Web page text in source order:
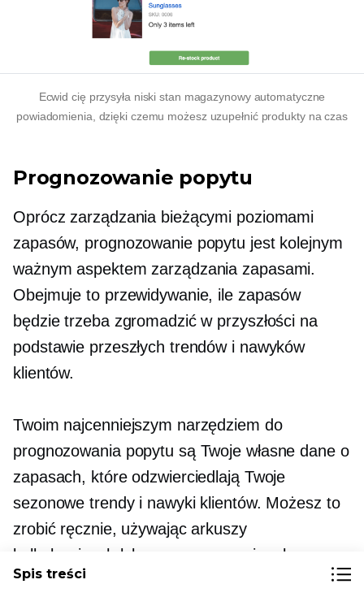
Ecwid cię przysyła niski stan magazynowyautomatyczne
powiadomienia, dzięki czemu możesz uzupełnić produkty na czas
Prognozowanie popytu
Oprócz zarządzania bieżącymi poziomami
zapasów, prognozowanie popytu jest kolejnym
ważnym aspektem zarządzania zapasami.
Obejmuje to przewidywanie, ile zapasów
będzie trzeba zgromadzić w przyszłości na
podstawie przeszłych trendów i nawyków
klientów.
Twoim najcenniejszym narzędziem do
prognozowania popytu są Twoje własne dane o
zapasach, które odzwierciedlają Twoje
sezonowe trendy i nawyki klientów. Możesz to
zrobić ręcznie, używając arkuszy
kalkulacyjnych lub oprogramowania, aby
analizować swoje dane i generować dokładne
Spis treści